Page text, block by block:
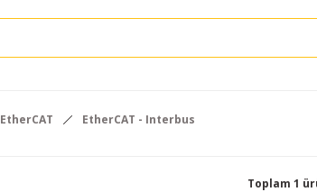
EtherCAT EtherCAT - Interbus
Toplam 1